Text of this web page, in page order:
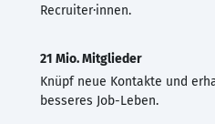
Recruiter·innen.
21 Mio. Mitglieder
Knüpf neue Kontakte und
besseres Job-Leben.